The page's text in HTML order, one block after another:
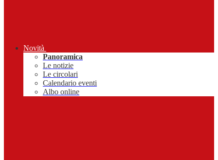
Novità
Panoramica
Le notizie
Le circolari
Calendario eventi
Albo online